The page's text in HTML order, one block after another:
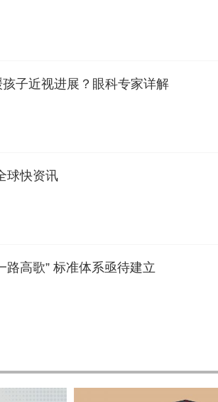
孩子近视进展？眼科专家详解
球快资讯
路高歌” 标准体系亟待建立